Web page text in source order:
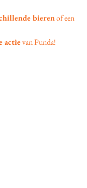
bieren of een
actie van Punda!